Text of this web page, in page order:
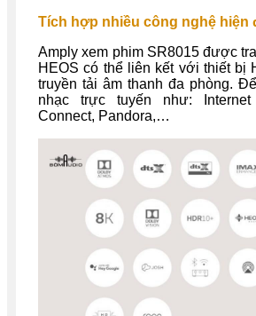
Tích hợp nhiều công nghệ hiện
Amply xem phim SR8015 được
HEOS có thể liên kết với thiết bị
truyền tải âm thanh đa phòng.
nhạc trực tuyến như: Internet
Connect, Pandora,…